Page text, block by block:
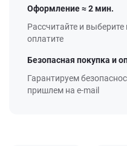
Оформление ≈ 2 мин.
Рассчитайте и
оплатите
Безопасная покупка и
Гарантируем
пришлем на e-mail